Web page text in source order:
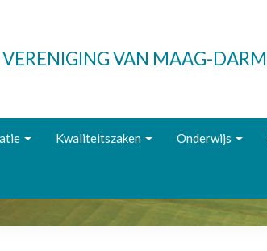
VAN MAAG-
Kwaliteitszaken Onderwijs